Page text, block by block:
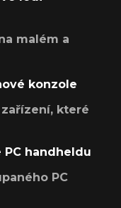
malém a
konzole
které
PC handheldu
PC